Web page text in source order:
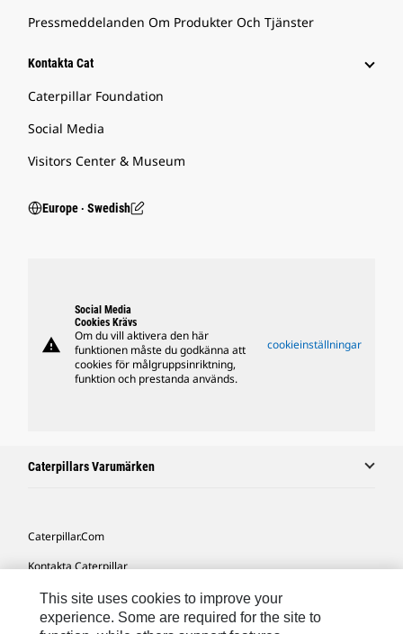
Pressmeddelanden Om Produkter Och Tjänster
Kontakta Cat
Caterpillar Foundation
Social Media
Visitors Center & Museum
Europe ‧ Swedish
warning
Social Media
Cookies Krävs
Om du vill aktivera den här
funktionen måste du godkänna att
cookies för målgruppsinriktning,
funktion och prestanda används.
cookieinställningar
Caterpillars Varumärken
Caterpillar.com
Kontakta Caterpillar
Mina Marknadsföringspreferenser
Platskarta
This site uses cookies to improve your
experience. Some are required for the site to